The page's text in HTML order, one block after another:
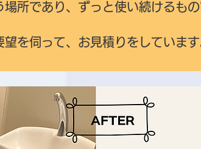
場所であり、ずっと使い続けるも
を伺って、お見積りをしています